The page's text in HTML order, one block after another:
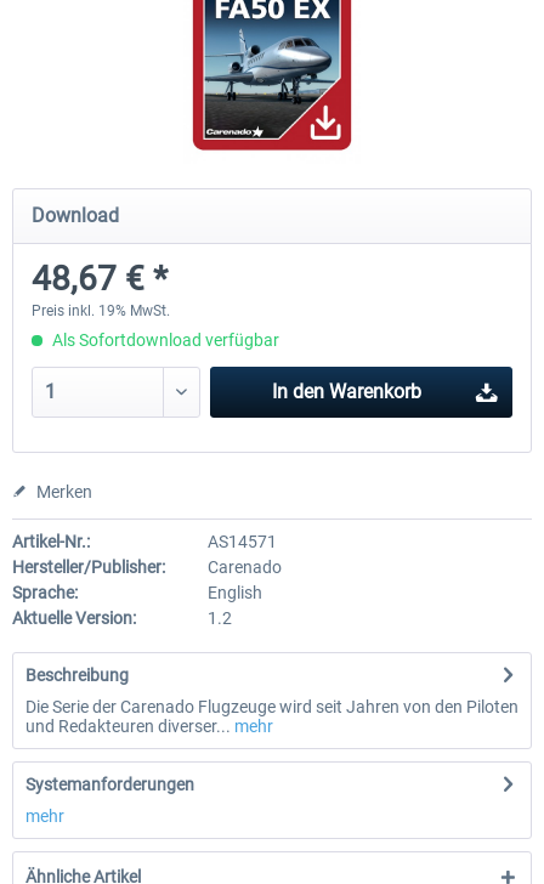
Airbus Bundle
52,33 € *
iFly Jets - The 737NG for
Download
48,67 € *
Preis inkl. 19% MwSt.
Als Sofortdownload verfügbar
In den Warenkorb
Merken
Artikel-Nr.:
AS14571
Hersteller/Publisher:
Carenado
Sprache:
English
Aktuelle Version:
1.2
Beschreibung
Die Serie der Carenado Flugzeuge wird seit Jahren von den Piloten
und Redakteuren diverser... mehr
Systemanforderungen
mehr
Ähnliche Artikel